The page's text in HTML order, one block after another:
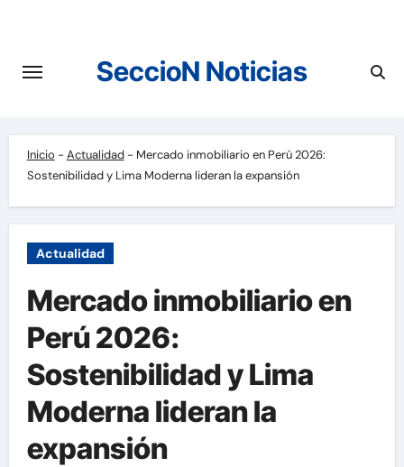
contenido
SeccioN Noticias
Inicio - Actualidad- Mercado inmobiliario en Perú 2026:
Sostenibilidad y Lima Moderna lideran la expansión
Actualidad
Mercado inmobiliario en
Perú 2026:
Sostenibilidad y Lima
Moderna lideran la
expansión